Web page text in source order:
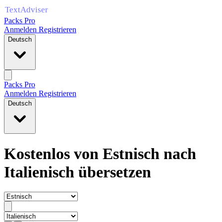
Packs Pro
Anmelden Registrieren
Deutsch
Packs Pro
Anmelden Registrieren
Deutsch
Kostenlos von Estnisch nach
Italienisch übersetzen